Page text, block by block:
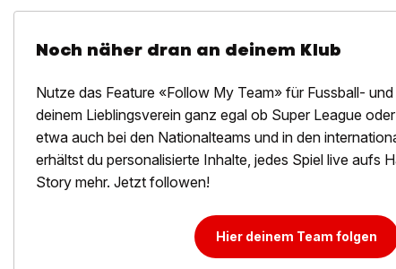
Noch näher dran an deinem Klub
Nutze das Feature «Follow My Team» für Fussball-
deinem Lieblingsverein ganz egal ob Super League
etwa auch bei den Nationalteams und in den
erhältst du personalisierte Inhalte, jedes Spiel live aufs
Story mehr. Jetzt followen!
Hier deinem Team folgen